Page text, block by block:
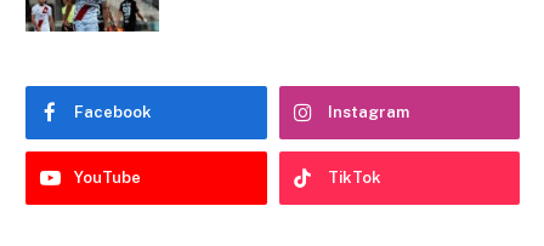
Facebook Instagram
YouTube TikTok